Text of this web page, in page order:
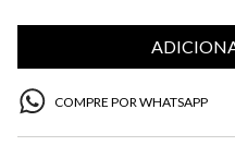
COMPRE POR WHATSAPP